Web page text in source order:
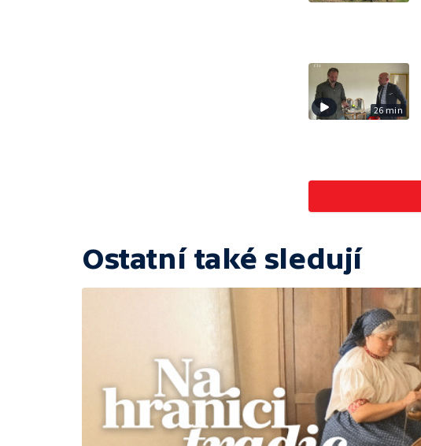
26 min
Ostatní také sledují